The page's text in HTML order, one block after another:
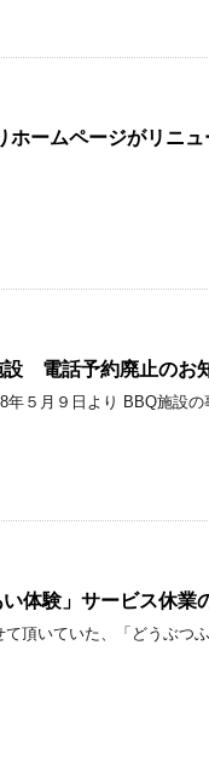
ホームページがリニ
設 電話予約廃止のお
年５月９日より BBQ施設
い体験」サービス休業
て頂いていた、「どうぶつ